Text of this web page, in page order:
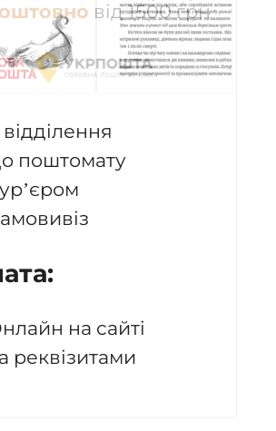
від 1500 грн
поштомату
на сайті
реквізитами